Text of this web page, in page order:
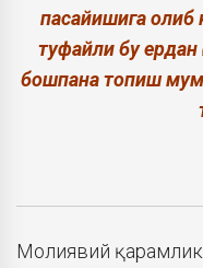
пасайишига олиб
туфайли бу
бошпана топиш
Молиявий